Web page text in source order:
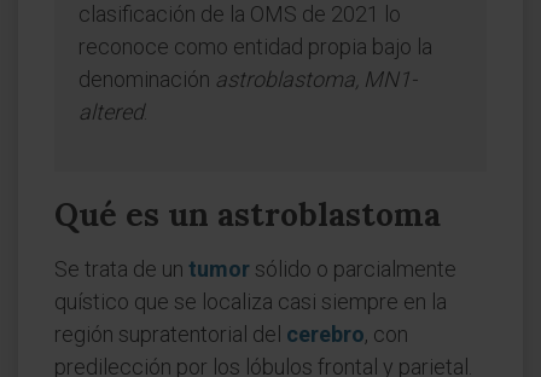
clasificación de la OMS de 2021 lo
reconoce como entidad propia bajo la
denominación astroblastoma, MN1-
altered.
Qué es un astroblastoma
Se trata de un tumor sólido o parcialmente
quístico que se localiza casi siempre en la
región supratentorial del cerebro, con
predilección por los lóbulos frontal y parietal.